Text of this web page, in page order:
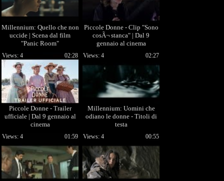
Millennium: Quello che non
uccide | Scena dal film
"Panic Room"
Piccole Donne - Clip "Sono
cosÃ¬ stanca" | Dal 9
gennaio al cinema
Piccole Donne - Trailer
ufficiale | Dal 9 gennaio al
cinema
02:28
Views: 4
Millennium: Uomini che
odiano le donne - Titoli di
testa
02:27
Views: 4
01:59
Views: 4 00:55
Views: 4